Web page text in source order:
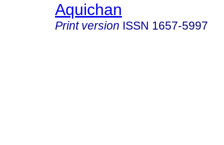
Aquichan
Print version ISSN 1657-5997